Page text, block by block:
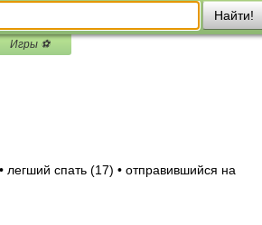
Найти!
Игры ⚽
спать (17) • отправившийся на